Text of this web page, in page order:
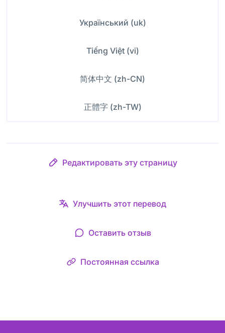
Український (uk)
Tiếng Việt (vi)
简体中文 (zh-CN)
正體字 (zh-TW)
Редактировать эту страницу
Улучшить этот перевод
Оставить отзыв
Постоянная ссылка